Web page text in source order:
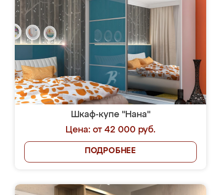
Шкаф-купе "Нана"
Цена: от 42 000 руб.
ПОДРОБНЕЕ